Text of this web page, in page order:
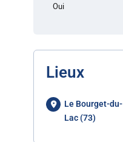
Oui
Lieux
Le Bourget-du-
Lac (73)